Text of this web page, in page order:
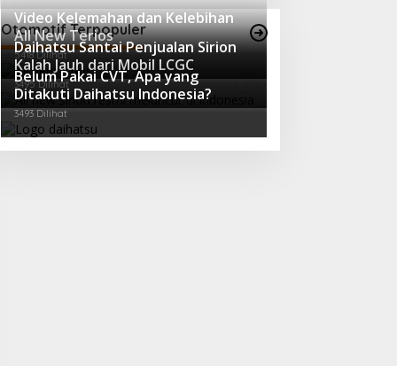
Otomotif Terpopuler
Video Kelemahan dan Kelebihan
All New Terios
5418 Dilihat
Daihatsu Santai Penjualan Sirion
Kalah Jauh dari Mobil LCGC
3495 Dilihat
Belum Pakai CVT, Apa yang
Ditakuti Daihatsu Indonesia?
3493 Dilihat